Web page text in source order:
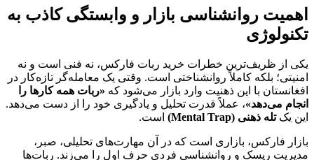
اهمیت روانشناسی بازار و وابستگی کاذب به
تکنولوژی
یکی از ظریف‌ترین خطرات خرید ربات فارکس، نه فنی است و نه
امنیتی؛ بلکه کاملاً روانشناختی است. وقتی یک معامله‌گر تازه‌کار در
افغانستان با این ذهنیت وارد بازار می‌شود که «ربات همه کارها را
انجام می‌دهد»، عملاً قدرت تحلیل و یادگیری خود را از دست می‌دهد.
این یکتله ذهنی (Mental Trap) است.
بازار فارکس، بازاری است که در آن مهارت‌های تحلیلی، صبر،
مدیریت ریسک و روانشناسی فردی حرف اول را می‌زند. ربات‌ها